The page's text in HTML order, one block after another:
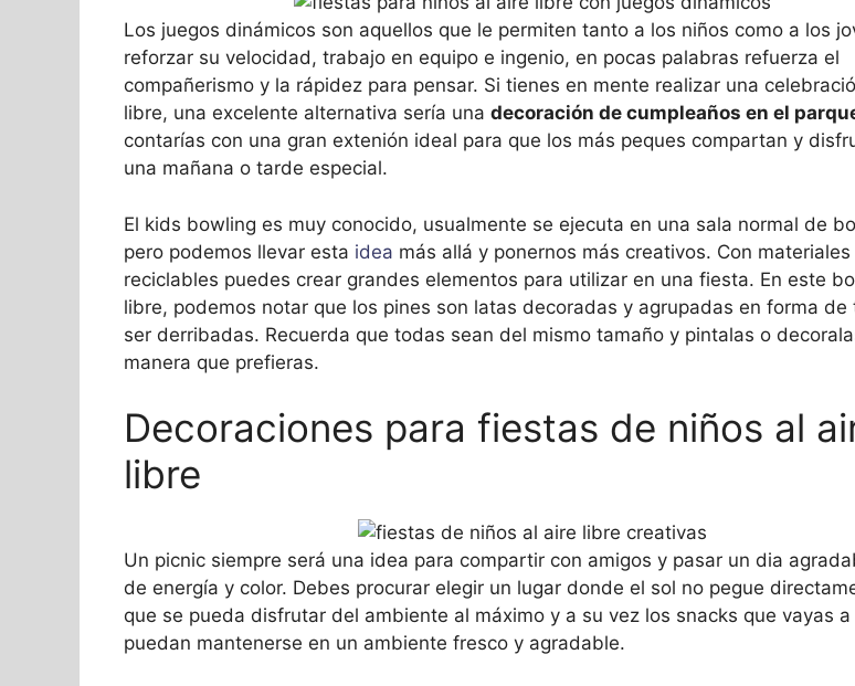
Los juegos dinámicos son aquellos que le permiten tanto a los niños como a los
reforzar su velocidad, trabajo en equipo e ingenio, en pocas palabras refuerza el
compañerismo y la rápidez para pensar. Si tienes en mente realizar una
libre, una excelente alternativa sería una decoración de cumpleaños en el
contarías con una gran extenión ideal para que los más peques compartan y
una mañana o tarde especial.
El kids bowling es muy conocido, usualmente se ejecuta en una sala normal de
pero podemos llevar esta idea más allá y ponernos más creativos. Con materiales
reciclables puedes crear grandes elementos para utilizar en una fiesta. En este
libre, podemos notar que los pines son latas decoradas y agrupadas en forma de
ser derribadas. Recuerda que todas sean del mismo tamaño y pintalas o
manera que prefieras.
Decoraciones para fiestas de niños al
libre
Un picnic siempre será una idea para compartir con amigos y pasar un dia
de energía y color. Debes procurar elegir un lugar donde el sol no pegue
que se pueda disfrutar del ambiente al máximo y a su vez los snacks que vayas a
puedan mantenerse en un ambiente fresco y agradable.